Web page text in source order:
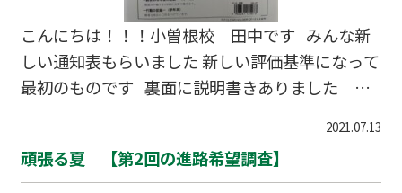
こんにちは！！！小曽根校 田中です みんな新
しい通知表もらいました 新しい評価基準になって
最初のものです 裏面に説明書きありました 通
が上がるのかわかりにくいよね *知識・技能 *思
考・判断・表現 *自主的に学習に取り組む態度 C
2021.07.13
頑張る夏 【第2回の進路希望調査】